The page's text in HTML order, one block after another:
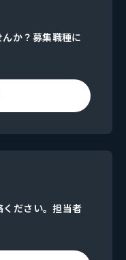
か？募集職種に
ださい。担当者